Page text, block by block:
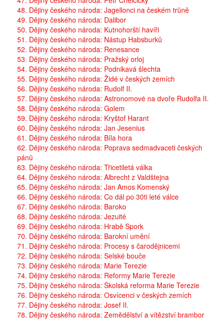
48. Dějiny českého národa: Jagellonci na českém trůně
49. Dějiny českého národa: Dalibor
50. Dějiny českého národa: Kutnohorští havíři
51. Dějiny českého národa: Nástup Habsburků
52. Dějiny českého národa: Renesance
53. Dějiny českého národa: Pražský orloj
54. Dějiny českého národa: Podnikavá šlechta
55. Dějiny českého národa: Židé v českých zemích
56. Dějiny českého národa: Rudolf II.
57. Dějiny českého národa: Astronomové na dvoře Rudolfa II.
58. Dějiny českého národa: Golem
59. Dějiny českého národa: Kryštof Harant
60. Dějiny českého národa: Jan Jesenius
61. Dějiny českého národa: Bíla hora
62. Dějiny českého národa: Poprava sedmadvaceti českých
pánů
63. Dějiny českého národa: Třicetiletá válka
64. Dějiny českého národa: Albrecht z Valdštejna
65. Dějiny českého národa: Jan Amos Komenský
66. Dějiny českého národa: Co dál po 30ti leté válce
67. Dějiny českého národa: Baroko
68. Dějiny českého národa: Jezuité
69. Dějiny českého národa: Hrabě Spork
70. Dějiny českého národa: Barokní umění
71. Dějiny českého národa: Procesy s čarodějnicemi
72. Dějiny českého národa: Selské bouče
73. Dějiny českého národa: Marie Terezie
74. Dějiny českého národa: Reformy Marie Terezie
75. Dějiny českého národa: Školská reforma Marie Terezie
76. Dějiny českého národa: Osvícenci v českých zemích
77. Dějiny českého národa: Josef II.
78. Dějiny českého národa: Zemědělství a vítězství brambor